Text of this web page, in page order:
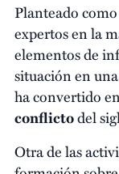
Planteado
expertos en la
elementos de
situación en
ha convertido
conflictodel
Otra de las